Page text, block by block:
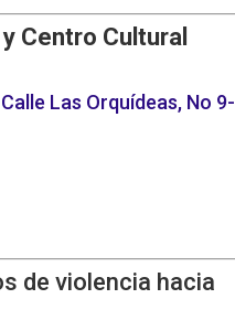
Centro Cultural
Las Orquídeas, No 9-
de violencia hacia